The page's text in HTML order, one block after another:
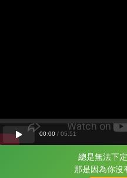
總是無法下
那是因為你沒
攻
00:00 / 05:51